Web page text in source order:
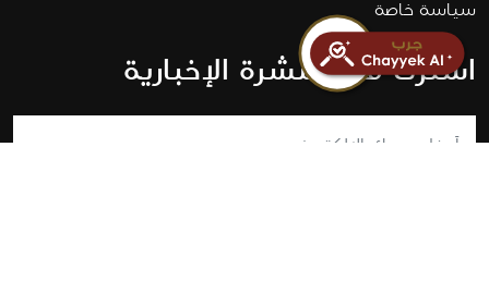
سياسة خاصة
اشترك في النشرة الإخبارية